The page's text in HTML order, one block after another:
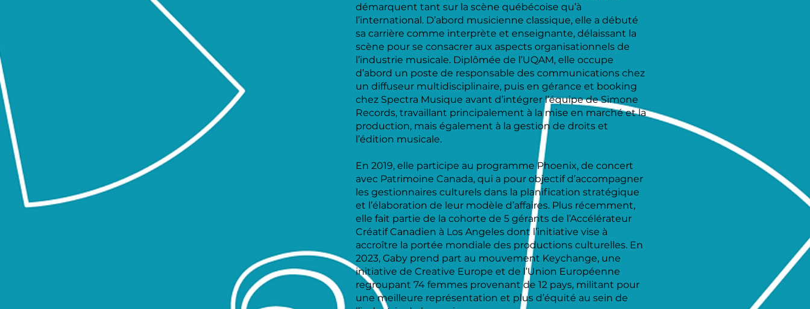
démarquent tant sur la scène québécoise qu’à
l’international. D’abord musicienne classique, elle a débuté
sa carrière comme interprète et enseignante, délaissant la
scène pour se consacrer aux aspects organisationnels de
l’industrie musicale. Diplômée de l’UQAM, elle occupe
d’abord un poste de responsable des communications chez
un diffuseur multidisciplinaire, puis en gérance et booking
chez Spectra Musique avant d’intégrer l’équipe de Simone
Records, travaillant principalement à la mise en marché et la
production, mais également à la gestion de droits et
l’édition musicale.
En 2019, elle participe au programme Phoenix, de concert
avec Patrimoine Canada, qui a pour objectif d’accompagner
les gestionnaires culturels dans la planification stratégique
et l’élaboration de leur modèle d’affaires. Plus récemment,
elle fait partie de la cohorte de 5 gérants de l’Accélérateur
Créatif Canadien à Los Angeles dont l’initiative vise à
accroître la portée mondiale des productions culturelles. En
2023, Gaby prend part au mouvement Keychange, une
initiative de Creative Europe et de l’Union Européenne
regroupant 74 femmes provenant de 12 pays, militant pour
une meilleure représentation et plus d’équité au sein de